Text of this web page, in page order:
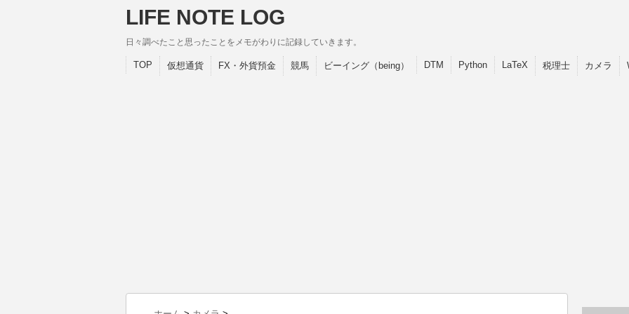
LIFE NOTE LOG
日々調べたこと思ったことをメモがわりに記録していきます。
TOP 仮想通貨 FX・外貨預金 競馬 ビーイング（being） DTM Python LaTeX 税理士 カメラ